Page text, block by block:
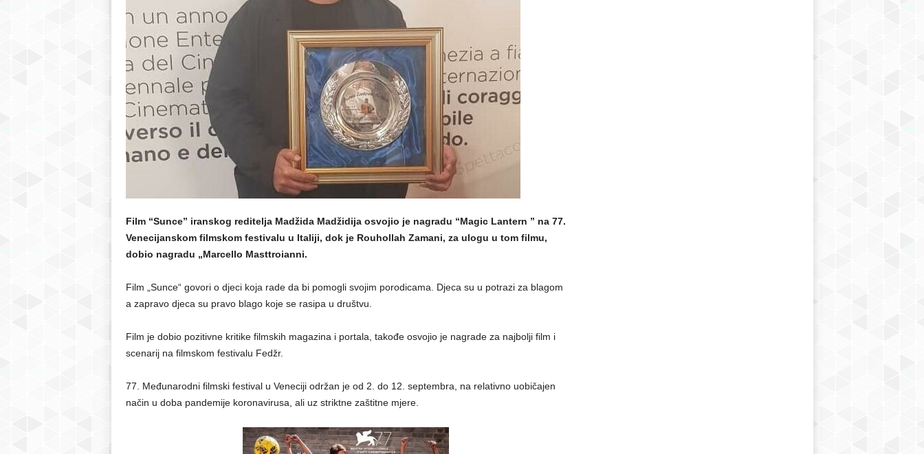
S
a
r
a
v
Film “Sunce” iranskog reditelja Madžida Madžidija osvojio je nagradu “Magic Lantern ” na 77.
Venecijanskom filmskom festivalu u Italiji, dok je Rouhollah Zamani, za ulogu u tom filmu,
dobio nagradu „Marcello Masttroianni.
Film „Sunce“ govori o djeci koja rade da bi pomogli svojim porodicama. Djeca su u potrazi za blagom
a zapravo djeca su pravo blago koje se rasipa u društvu.
Film je dobio pozitivne kritike filmskih magazina i portala, takođe osvojio je nagrade za najbolji film i
scenarij na filmskom festivalu Fedžr.
77. Međunarodni filmski festival u Veneciji održan je od 2. do 12. septembra, na relativno uobičajen
način u doba pandemije koronavirusa, ali uz striktne zaštitne mjere.